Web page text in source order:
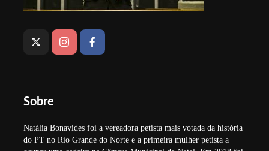
Sobre
Natália Bonavides foi a vereadora petista mais votada da história
do PT no Rio Grande do Norte e a primeira mulher petista a